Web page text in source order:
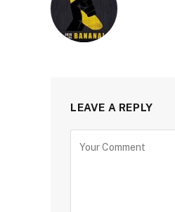
LEAVE A REPLY